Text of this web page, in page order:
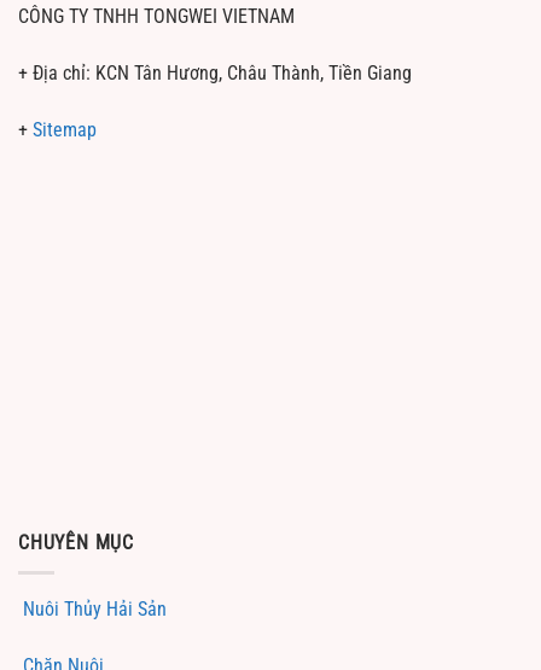
CÔNG TY TNHH TONGWEI VIETNAM
+ Địa chỉ: KCN Tân Hương, Châu Thành, Tiền Giang
+ Sitemap
CHUYÊN MỤC
Nuôi Thủy Hải Sản